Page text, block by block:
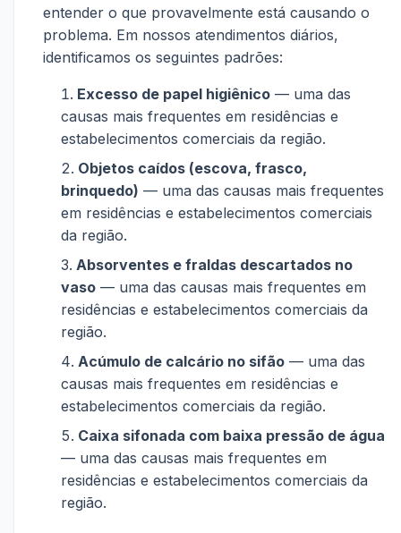
entender o que provavelmente está causando o
problema. Em nossos atendimentos diários,
identificamos os seguintes padrões:
Excesso de papel higiênico — uma das
causas mais frequentes em residências e
estabelecimentos comerciais da região.
Objetos caídos (escova, frasco,
brinquedo) — uma das causas mais frequentes
em residências e estabelecimentos comerciais
da região.
Absorventes e fraldas descartados no
vaso — uma das causas mais frequentes em
residências e estabelecimentos comerciais da
região.
Acúmulo de calcário no sifão — uma das
causas mais frequentes em residências e
estabelecimentos comerciais da região.
Caixa sifonada com baixa pressão de água
— uma das causas mais frequentes em
residências e estabelecimentos comerciais da
região.